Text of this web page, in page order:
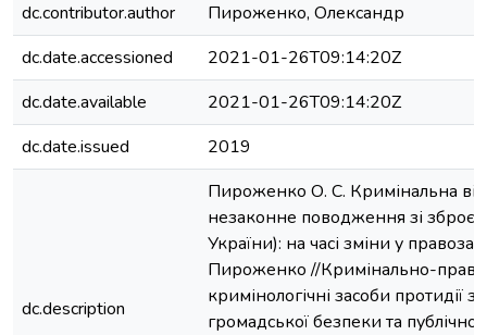
dc.contributor.author
Пироженко, Олександр
dc.date.accessioned
2021-01-26T09:14:20Z
dc.date.available
2021-01-26T09:14:20Z
dc.date.issued
2019
dc.description
Пироженко О. С. Кримінальна
незаконне поводження зі
України): на часі зміни у
Пироженко //Кримінально-
кримінологічні засоби протидії
громадської безпеки та